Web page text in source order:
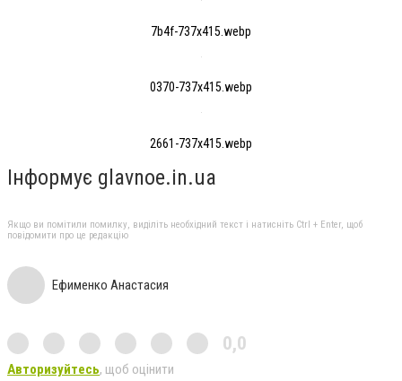
7b4f-737x415.webp
0370-737x415.webp
2661-737x415.webp
Інформує glavnoe.in.ua
Якщо ви помітили помилку, виділіть необхідний текст і натисніть Ctrl + Enter, щоб
повідомити про це редакцію
Ефименко Анастасия
0,0
Авторизуйтесь, щоб оцінити